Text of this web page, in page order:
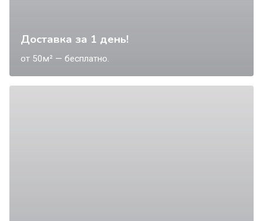
Доставка за 1 день!
от 50м² — бесплатно.